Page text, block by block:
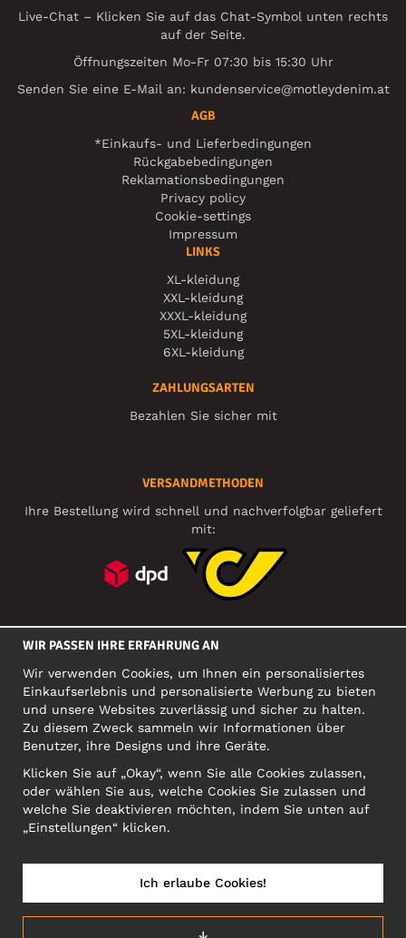
Live-Chat – Klicken Sie auf das Chat-Symbol unten rechts
auf der Seite.
Öffnungszeiten Mo-Fr 07:30 bis 15:30 Uhr
Senden Sie eine E-Mail an: kundenservice@motleydenim.at
AGB
*Einkaufs- und Lieferbedingungen
Rückgabebedingungen
Reklamationsbedingungen
Privacy policy
Cookie-settings
Impressum
LINKS
XL-kleidung
XXL-kleidung
XXXL-kleidung
5XL-kleidung
6XL-kleidung
ZAHLUNGSARTEN
Bezahlen Sie sicher mit
VERSANDMETHODEN
Ihre Bestellung wird schnell und nachverfolgbar geliefert
mit:
SOZIALE MEDIEN
FIRMA
Motley Denim Europe OÜ
Narva mnt 5, EE-10117 Tallinn
Org: 12356245, VAT: EE101578318
ACHTUNG! Produktrücksendungen nicht an diese Adresse
schicken!
WIR PASSEN IHRE ERFAHRUNG AN
Wir verwenden Cookies, um Ihnen ein personalisiertes
Einkaufserlebnis und personalisierte Werbung zu bieten
und unsere Websites zuverlässig und sicher zu halten.
Zu diesem Zweck sammeln wir Informationen über
Benutzer, ihre Designs und ihre Geräte.
Klicken Sie auf „Okay“, wenn Sie alle Cookies zulassen,
oder wählen Sie aus, welche Cookies Sie zulassen und
welche Sie deaktivieren möchten, indem Sie unten auf
„Einstellungen“ klicken.
Ich erlaube Cookies!